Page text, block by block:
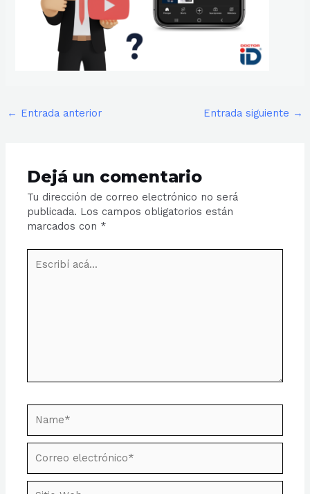
← Entrada anterior Entrada siguiente →
Dejá un comentario
Tu dirección de correo electrónico no será
publicada. Los campos obligatorios están
marcados con *
acá...
electrónico*